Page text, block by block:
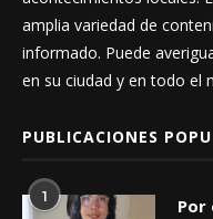
amplia variedad de
informado. Puede
en su ciudad y en todo el
PUBLICACIONES
1 Por